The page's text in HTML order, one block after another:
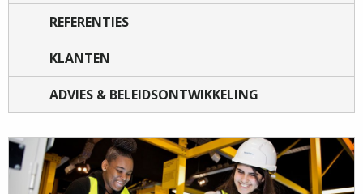
REFERENTIES
KLANTEN
ADVIES & BELEIDSONTWIKKELING